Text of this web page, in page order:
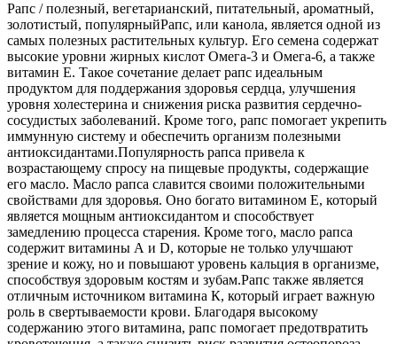
Рапс / полезный, вегетарианский, питательный, ароматный,
золотистый, популярныйРапс, или канола, является одной из
самых полезных растительных культур. Его семена содержат
высокие уровни жирных кислот Омега-3 и Омега-6, а также
витамин Е. Такое сочетание делает рапс идеальным
продуктом для поддержания здоровья сердца, улучшения
уровня холестерина и снижения риска развития сердечно-
сосудистых заболеваний. Кроме того, рапс помогает укрепить
иммунную систему и обеспечить организм полезными
антиоксидантами.Популярность рапса привела к
возрастающему спросу на пищевые продукты, содержащие
его масло. Масло рапса славится своими положительными
свойствами для здоровья. Оно богато витамином Е, который
является мощным антиоксидантом и способствует
замедлению процесса старения. Кроме того, масло рапса
содержит витамины А и D, которые не только улучшают
зрение и кожу, но и повышают уровень кальция в организме,
способствуя здоровым костям и зубам.Рапс также является
отличным источником витамина К, который играет важную
роль в свертываемости крови. Благодаря высокому
содержанию этого витамина, рапс помогает предотвратить